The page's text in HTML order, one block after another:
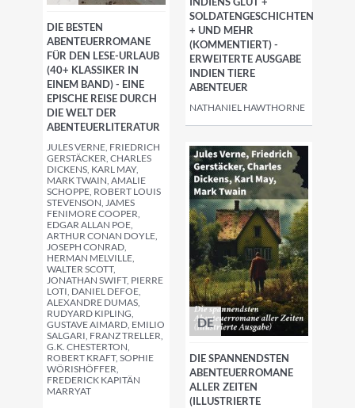
SOLDATENGESCHICHTEN
+ UND MEHR
(KOMMENTIERT) -
ERWEITERTE AUSGABE
INDIEN TIERE
ABENTEUER
NATHANIEL HAWTHORNE
DIE BESTEN
ABENTEUERROMANE
FÜR DEN LESE-URLAUB
(40+ KLASSIKER IN
EINEM BAND) - EINE
EPISCHE REISE DURCH
DIE WELT DER
ABENTEUERLITERATUR
JULES VERNE, FRIEDRICH
GERSTÄCKER, CHARLES
DICKENS, KARL MAY,
MARK TWAIN, AMALIE
SCHOPPE, ROBERT LOUIS
STEVENSON, JAMES
FENIMORE COOPER,
EDGAR ALLAN POE,
ARTHUR CONAN DOYLE,
JOSEPH CONRAD,
HERMAN MELVILLE,
WALTER SCOTT,
JONATHAN SWIFT, PIERRE
LOTI, DANIEL DEFOE,
ALEXANDRE DUMAS,
RUDYARD KIPLING,
GUSTAVE AIMARD, EMILIO
SALGARI, FRANZ TRELLER,
G.K. CHESTERTON,
ROBERT KRAFT, SOPHIE
WÖRISHÖFFER,
FREDERICK KAPITÄN
MARRYAT
DE
DIE SPANNENDSTEN
ABENTEUERROMANE
ALLER ZEITEN
(ILLUSTRIERTE